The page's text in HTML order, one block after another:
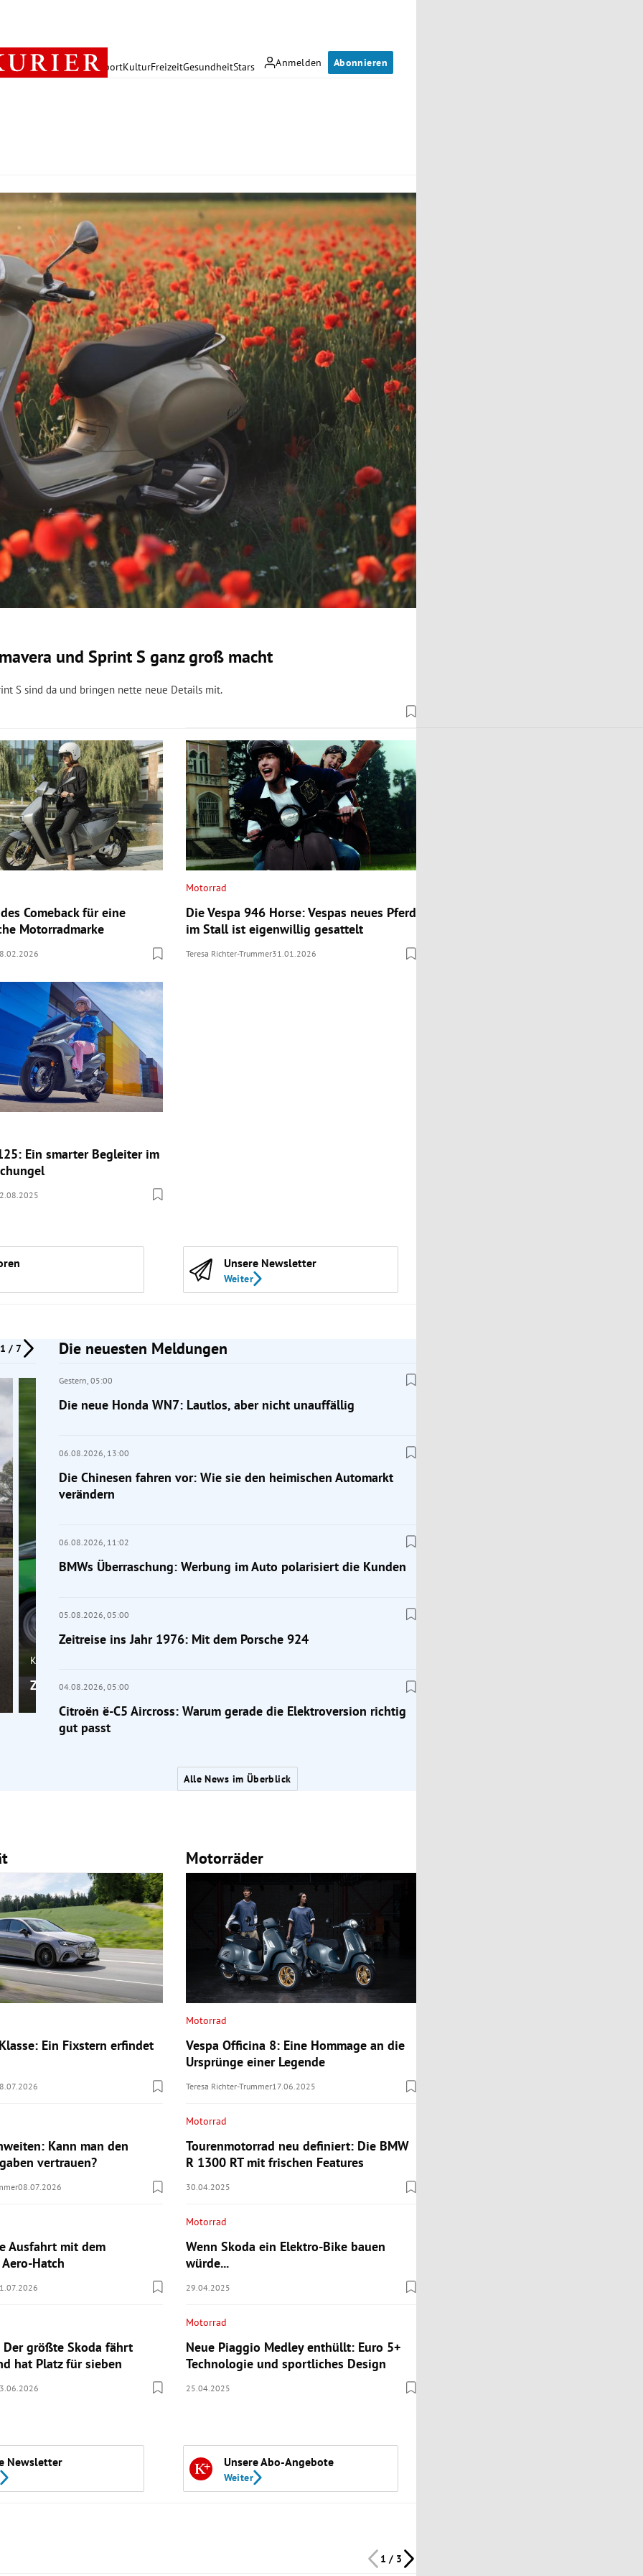
Anmelden Abonnieren
PolitikWirtschaft SportKulturFreizeitGesundheitStars
und Sprint S ganz groß macht
S sind da und bringen nette neue Details mit.
Comeback für eine
Motorradmarke
Motorrad
Die Vespa 946 Horse: Vespas neues Pferd
im Stall ist eigenwillig gesattelt
Teresa Richter-Trummer31.01.2026
Ein smarter Begleiter im
Unsere Newsletter
Weiter
1 / 7
Klassik
Zeitreise ins Jahr 1976: Mit dem Porsche 924
richtig gut passt
Die neuesten Meldungen
Gestern, 05:00
Die neue Honda WN7: Lautlos, aber nicht unauffällig
06.08.2026, 13:00
Die Chinesen fahren vor: Wie sie den heimischen Automarkt
verändern
06.08.2026, 11:02
BMWs Überraschung: Werbung im Auto polarisiert die Kunden
05.08.2026, 05:00
Zeitreise ins Jahr 1976: Mit dem Porsche 924
04.08.2026, 05:00
Citroën ë-C5 Aircross: Warum gerade die Elektroversion richtig
gut passt
Alle News im Überblick
Ein Fixstern erfindet
Kann man den
vertrauen?
08.07.2026
Ausfahrt mit dem
Hatch
Der größte Skoda fährt
hat Platz für sieben
Motorräder
Motorrad
Vespa Officina 8: Eine Hommage an die
Ursprünge einer Legende
Teresa Richter-Trummer17.06.2025
Motorrad
Tourenmotorrad neu definiert: Die BMW
R 1300 RT mit frischen Features
30.04.2025
Motorrad
Wenn Skoda ein Elektro-Bike bauen
würde...
29.04.2025
Motorrad
Neue Piaggio Medley enthüllt: Euro 5+
Technologie und sportliches Design
25.04.2025
Newsletter Unsere Abo-Angebote
Weiter
1 / 3